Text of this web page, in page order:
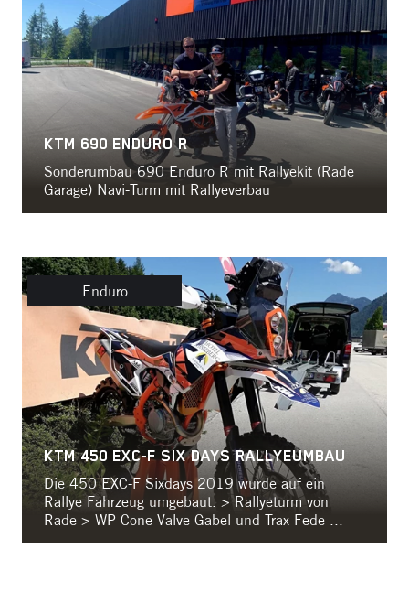
KTM 690 ENDURO R
Sonderumbau 690 Enduro R mit Rallyekit (Rade
Garage) Navi-Turm mit Rallyeverbau
Enduro
KTM 450 EXC-F SIX DAYS RALLYEUMBAU
Die 450 EXC-F Sixdays 2019 wurde auf ein
Rallye Fahrzeug umgebaut. > Rallyeturm von
Rade > WP Cone Valve Gabel und Trax Fede ...